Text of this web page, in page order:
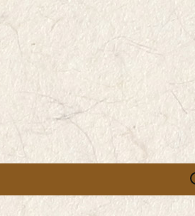
のお店
株式会
ログ
「株式会社シン・コー
ております。季節の